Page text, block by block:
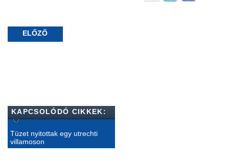
ELŐZŐ
KAPCSOLÓDÓ CIKKEK:
Tüzet nyitottak egy utrechti
villamoson